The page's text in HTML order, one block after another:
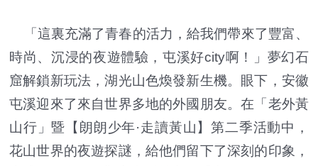
「這裏充滿了青春的活力，給我們帶來了豐富、
時尚、沉浸的夜遊體驗，屯溪好city啊！」夢幻石
窟解鎖新玩法，湖光山色煥發新生機。眼下，安徽
屯溪迎來了來自世界多地的外國朋友。在「老外黃
山行」暨【朗朗少年·走讀黃山】第二季活動中，
花山世界的夜遊探謎，給他們留下了深刻的印象，